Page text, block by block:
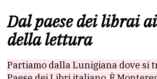
Dal paese dei librai
della lettura
Partiamo dalla Lunigiana dove si